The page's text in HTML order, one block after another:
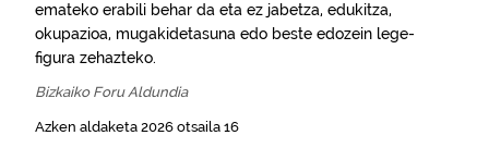
emateko erabili behar da eta ez jabetza, edukitza,
okupazioa, mugakidetasuna edo beste edozein lege-
figura zehazteko.
Bizkaiko Foru Aldundia
Azken aldaketa 2026 otsaila 16